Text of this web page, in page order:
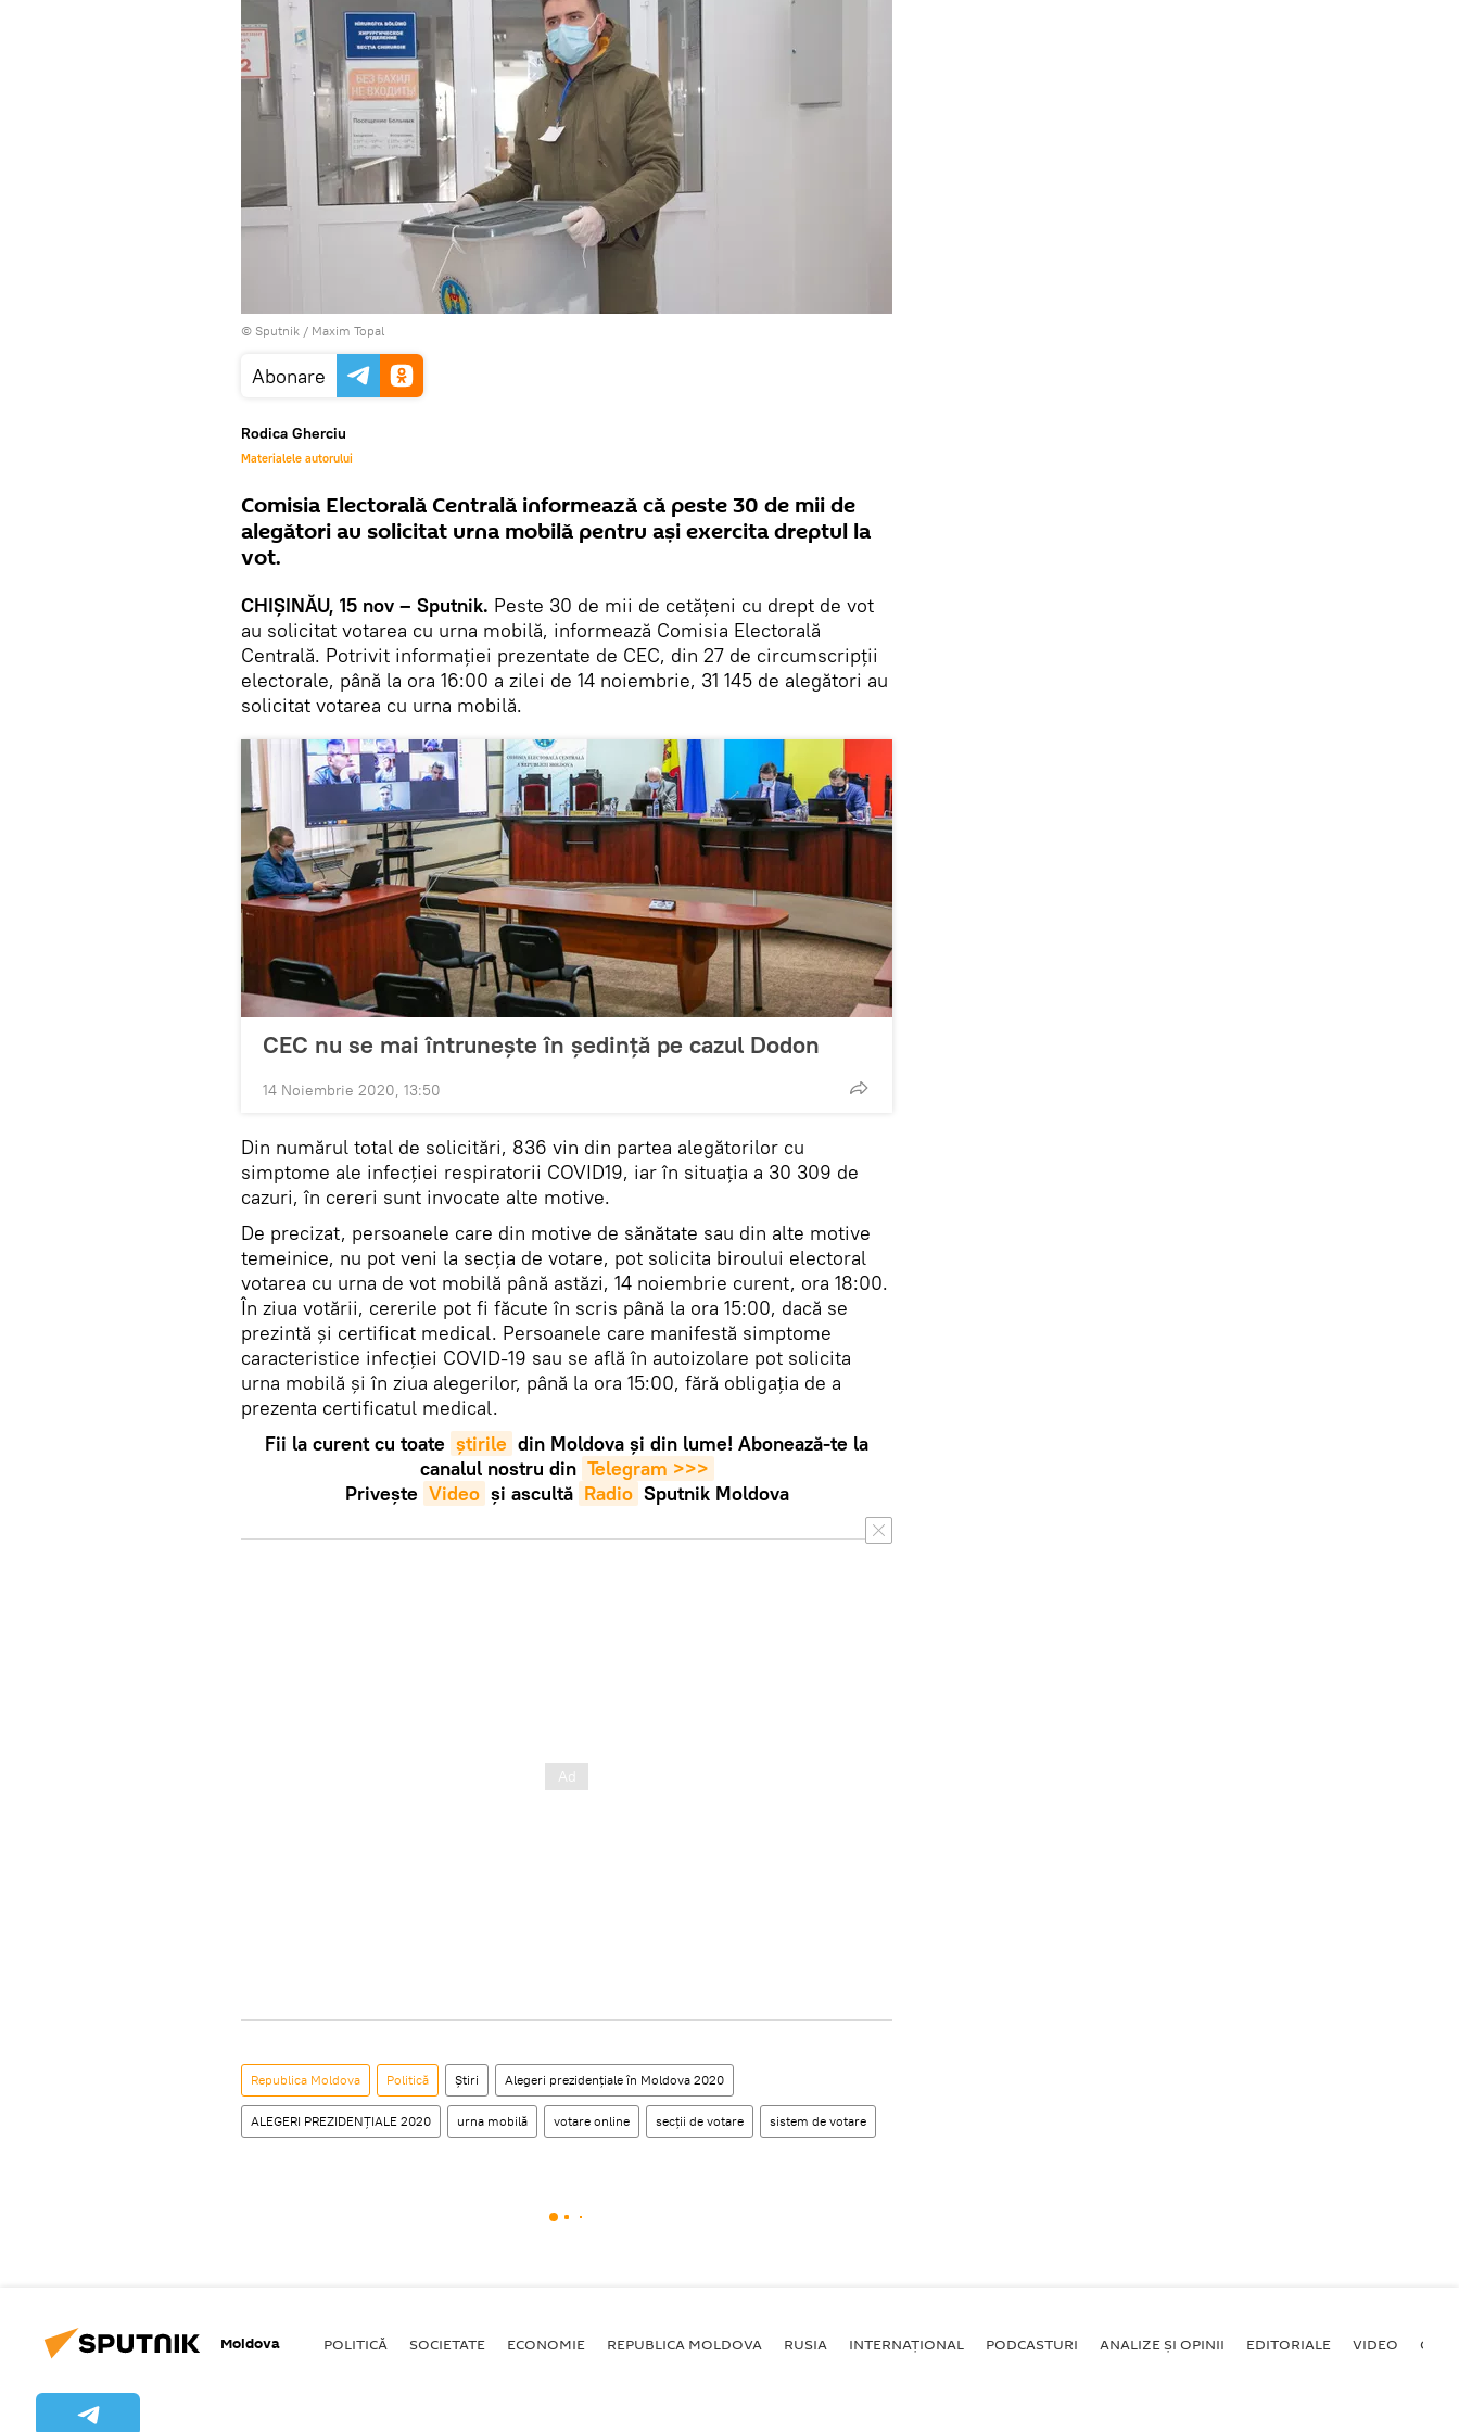
© Sputnik / Maxim Topal
Abonare
Rodica Gherciu
Materialele autorului
Comisia Electorală Centrală informează că peste 30 de mii de
alegători au solicitat urna mobilă pentru ași exercita dreptul la
vot.
CHIȘINĂU, 15 nov – Sputnik. Peste 30 de mii de cetățeni cu drept de vot
au solicitat votarea cu urna mobilă, informează Comisia Electorală
Centrală. Potrivit informației prezentate de CEC, din 27 de circumscripții
electorale, până la ora 16:00 a zilei de 14 noiembrie, 31 145 de alegători au
solicitat votarea cu urna mobilă.
CEC nu se mai întrunește în ședință pe cazul Dodon
14 Noiembrie 2020, 13:50
Din numărul total de solicitări, 836 vin din partea alegătorilor cu
simptome ale infecției respiratorii COVID19, iar în situația a 30 309 de
cazuri, în cereri sunt invocate alte motive.
De precizat, persoanele care din motive de sănătate sau din alte motive
temeinice, nu pot veni la secția de votare, pot solicita biroului electoral
votarea cu urna de vot mobilă până astăzi, 14 noiembrie curent, ora 18:00.
În ziua votării, cererile pot fi făcute în scris până la ora 15:00, dacă se
prezintă şi certificat medical. Persoanele care manifestă simptome
caracteristice infecției COVID-19 sau se află în autoizolare pot solicita
urna mobilă și în ziua alegerilor, până la ora 15:00, fără obligația de a
prezenta certificatul medical.
Fii la curent cu toate știrile din Moldova și din lume! Abonează-te la
canalul nostru din Telegram >>>
Privește Video și ascultă Radio Sputnik Moldova
Republica Moldova Politică Știri Alegeri prezidențiale în Moldova 2020
ALEGERI PREZIDENȚIALE 2020 urna mobilă votare online secţii de votare sistem de votare
Moldova POLITICĂ SOCIETATE ECONOMIE REPUBLICA MOLDOVA RUSIA INTERNAȚIONAL PODCASTURI ANALIZE ȘI OPINII EDITORIALE VIDEO